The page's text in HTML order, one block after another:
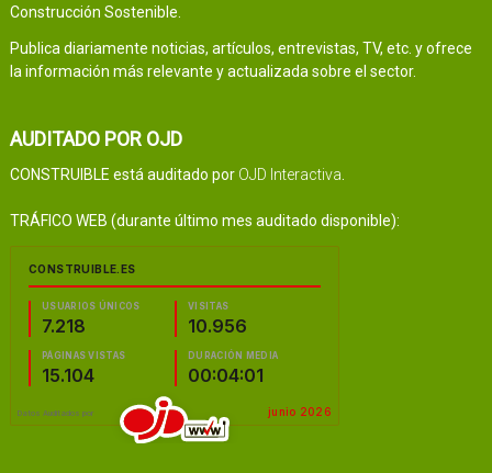
Construcción Sostenible.
Publica diariamente noticias, artículos, entrevistas, TV, etc. y ofrece
la información más relevante y actualizada sobre el sector.
AUDITADO POR OJD
CONSTRUIBLE está auditado por OJD Interactiva
TRÁFICO WEB (durante último mes auditado disponible):